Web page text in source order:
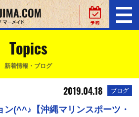
Topics
新着情報・ブログ
2019.04.18 ブログ
ン(^^♪【沖縄マリンスポーツ・